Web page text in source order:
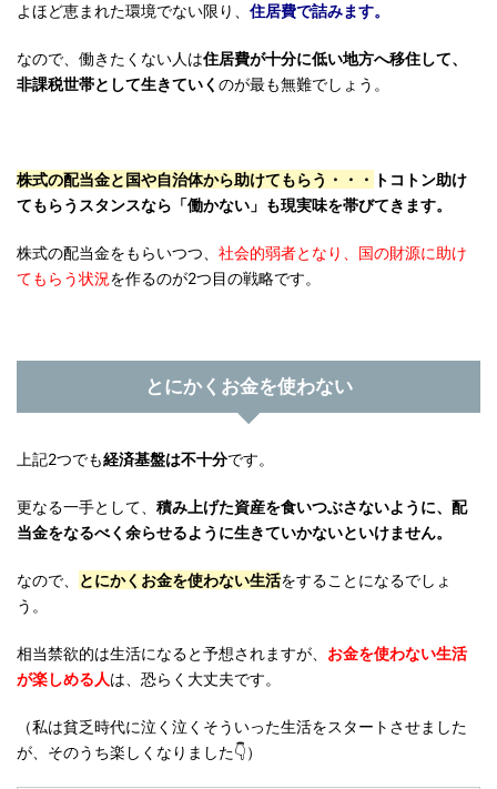
よほど恵まれた環境でない限り、 住居費で詰みます。
なので、働きたくない人は住居費が十分に低い地方へ移住して、
非課税世帯として生きていく のが最も無難でしょう。
株式の配当金と国や自治体から助けてもらう・・・ トコトン助け
てもらうスタンスなら「働かない」も現実味を帯びてきます。
株式の配当金をもらいつつ、 社会的弱者となり、国の財源に助け
てもらう状況を作るのが2つ目の戦略です。
とにかくお金を使わない
上記2つでも経済基盤は不十分です。
更なる一手として、 積み上げた資産を食いつぶさないように、配
当金をなるべく余らせるように生きていかないといけません。
なので、 とにかくお金を使わない生活をすることになるでしょ
う。
相当禁欲的は生活になると予想されますが、 お金を使わない生活
が楽しめる人は、恐らく大丈夫です。
（私は貧乏時代に泣く泣くそういった生活をスタートさせました
が、そのうち楽しくなりました👇）